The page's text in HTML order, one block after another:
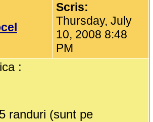
Scris:
Thursday, July
10, 2008 8:48
PM
:
randuri (sunt pe